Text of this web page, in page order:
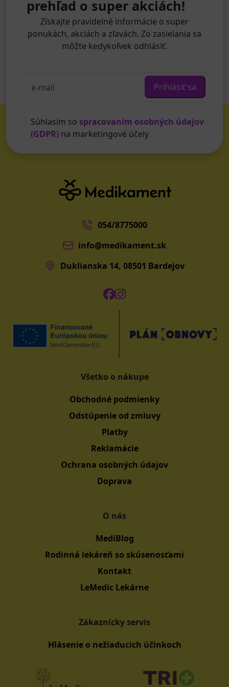
prehľad o super akciách!
Získajte pravidelné informácie o super
ponukách, akciách a zľavách. Zo zasielania sa
môžte kedykoľvek odhlásiť.
Prihlásiť sa
Súhlasím so spracovaním osobných údajov
(GDPR) na marketingové účely
054/8775000
info@medikament.sk
Duklianska 14, 08501 Bardejov
Všetko o nákupe
Obchodné podmienky
Odstúpenie od zmluvy
Platby
Reklamácie
Ochrana osobných údajov
Doprava
O nás
MediBlog
Rodinná lekáreň so skúsenosťami
Kontakt
LeMedic Lekárne
Zákaznícky servis
Hlásenie o nežiaducich účinkoch